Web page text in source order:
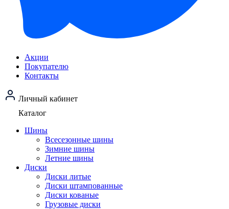
Акции
Покупателю
Контакты
Личный кабинет
Каталог
Шины
Всесезонные шины
Зимние шины
Летние шины
Диски
Диски литые
Диски штампованные
Диски кованые
Грузовые диски